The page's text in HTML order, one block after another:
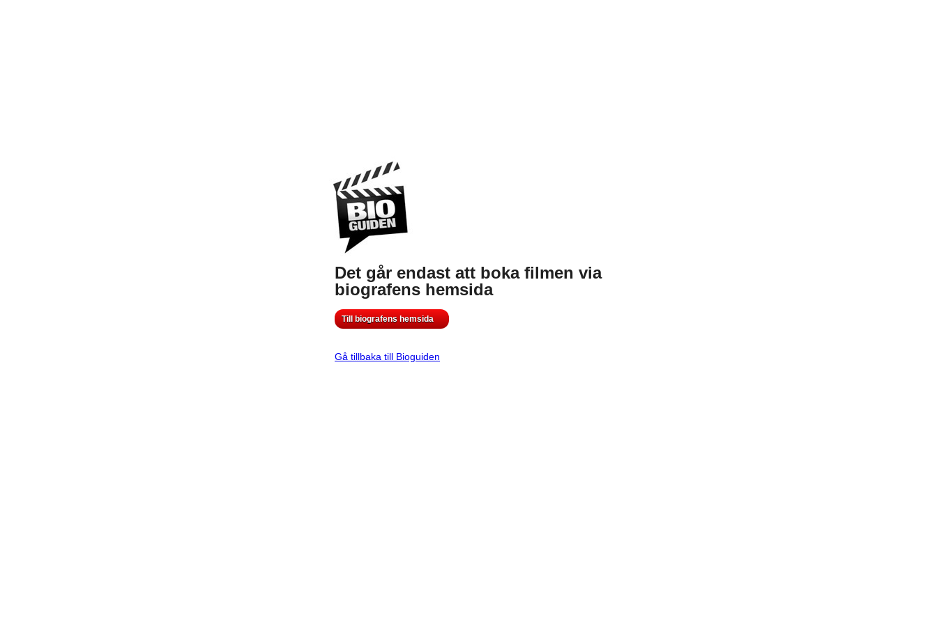
Det går endast att boka filmen via
biografens hemsida
Till biografens hemsida
Gå tillbaka till Bioguiden